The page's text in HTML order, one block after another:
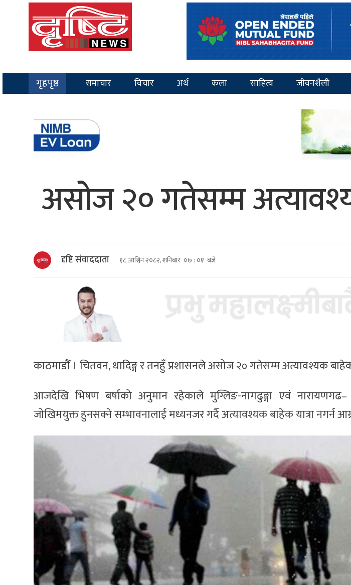
गृहपृष्ठ समाचार विचार अर्थ कला साहित्य जीवनशैली
असोज २० गतेसम्म
दृष्टि संवाददाता १८ आश्विन २०८२, शनिबार ०७ : ०१ बजे
काठमाडौँ । चितवन, धादिङ्ग र तनहुँ प्रशासनले असोज २० गतेसम्म अत्यावश्यक
आजदेखि भिषण बर्षाको अनुमान रहेकाले मुग्लिङ-नागढुङ्गा एवं
जोखिमयुक्त हुनसक्ने सम्भावनालाई मध्यनजर गर्दै अत्यावश्यक बाहेक यात्रा नगर्न